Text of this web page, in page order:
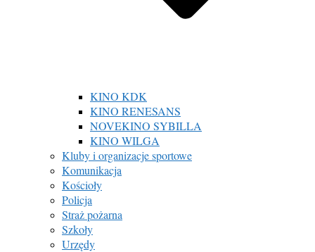
KINO KDK
KINO RENESANS
NOVEKINO SYBILLA
KINO WILGA
Kluby i organizacje sportowe
Komunikacja
Kościoły
Policja
Straż pożarna
Szkoły
Urzędy